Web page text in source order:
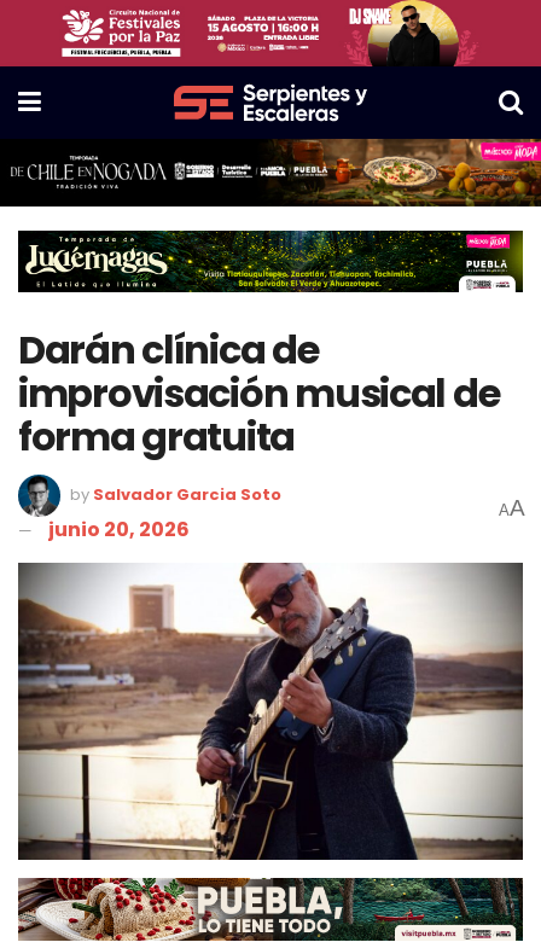
Darán clínica de
improvisación musical de
forma gratuita
by Salvador Garcia Soto
junio 20, 2026
AA